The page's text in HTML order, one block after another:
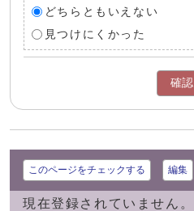
どちらともいえない
見つけにくかった
確認
このページをチェックする 編集
現在登録されていません。